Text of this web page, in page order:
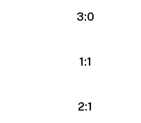
3:0
1:1
2:1